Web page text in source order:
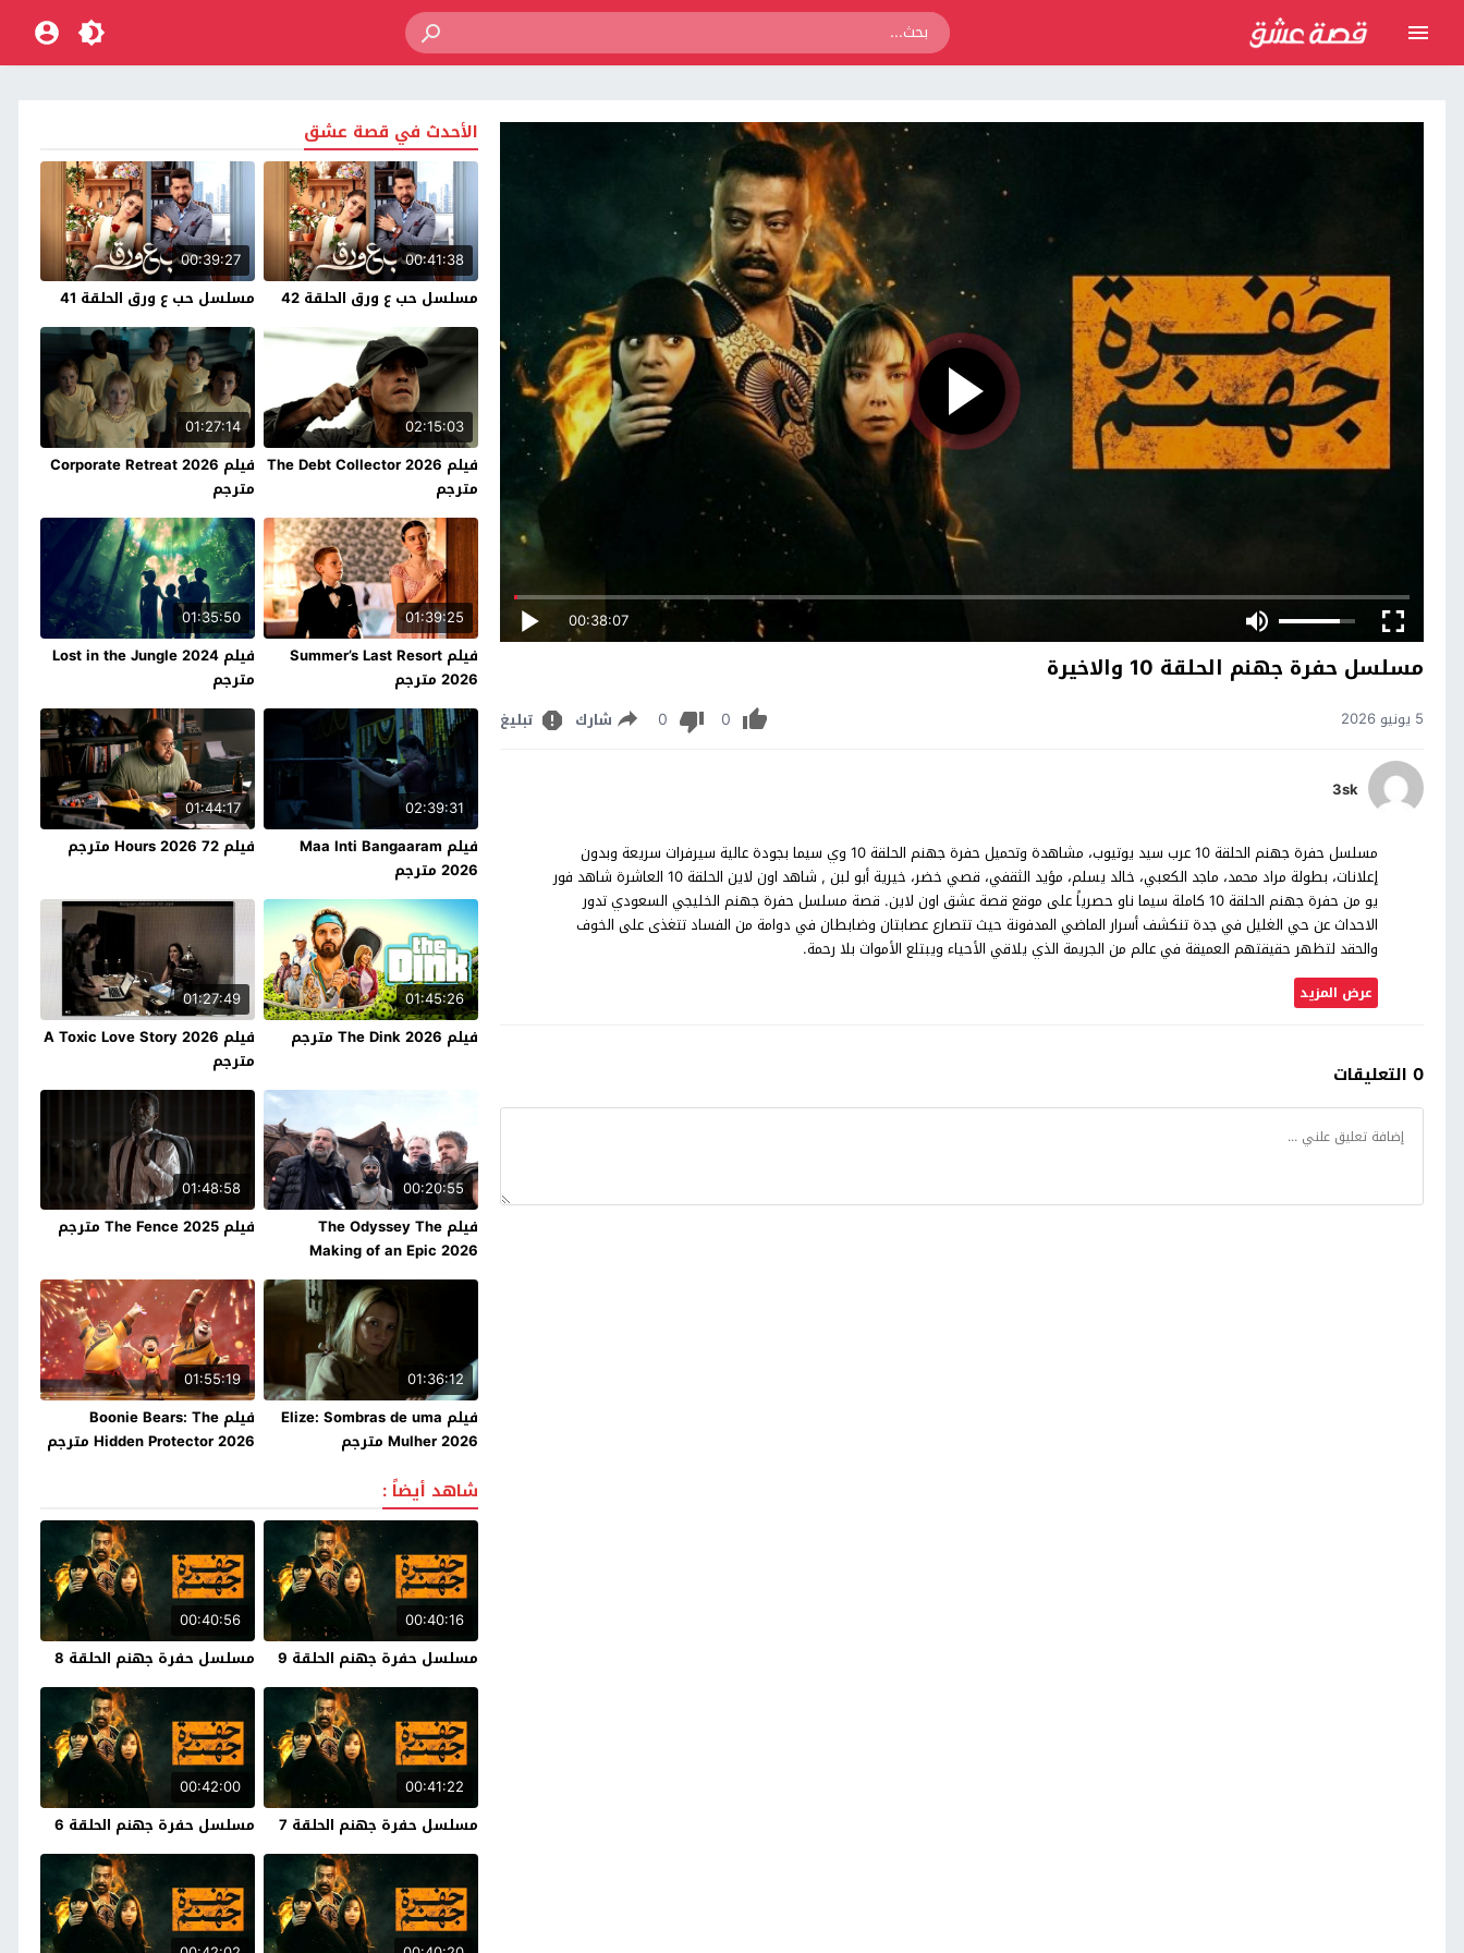
00:38:07
مسلسل حفرة جهنم الحلقة 10 والاخيرة
5 يونيو 2026 0
0 شارك تبليغ
3sk
مسلسل حفرة جهنم الحلقة 10 عرب سيد يوتيوب، مشاهدة وتحميل حفرة جهنم الحلقة 10 وي سيما بجودة عالية سيرفرات سريعة وبدون
إعلانات، بطولة مراد محمد، ماجد الكعبي، خالد يسلم، مؤيد الثقفي، قصي خضر، خيرية أبو لبن , شاهد اون لاين الحلقة 10 العاشرة شاهد فور
يو من حفرة جهنم الحلقة 10 كاملة سيما ناو حصرياً على موقع قصة عشق اون لاين. قصة مسلسل حفرة جهنم الخليجي السعودي تدور
الاحداث عن حي الغليل في جدة تنكشف أسرار الماضي المدفونة حيث تتصارع عصابتان وضابطان في دوامة من الفساد تتغذى على الخوف
والحقد لتظهر حقيقتهم العميقة في عالم من الجريمة الذي يلاقي الأحياء ويبتلع الأموات بلا رحمة.
عرض المزيد
0 التعليقات
الأحدث في قصة عشق
00:41:38
مسلسل حب ع ورق الحلقة 42
00:39:27
مسلسل حب ع ورق الحلقة 41
02:15:03
فيلم The Debt Collector 2026
مترجم
01:27:14
فيلم Corporate Retreat 2026
مترجم
01:39:25
فيلم Summer’s Last Resort
2026 مترجم
01:35:50
فيلم Lost in the Jungle 2024
مترجم
02:39:31
فيلم Maa Inti Bangaaram
2026 مترجم
01:44:17
فيلم 72 Hours 2026 مترجم
01:45:26
فيلم The Dink 2026 مترجم
01:27:49
فيلم A Toxic Love Story 2026
مترجم
00:20:55
فيلم The Odyssey The
Making of an Epic 2026
مترجم
01:48:58
فيلم The Fence 2025 مترجم
01:36:12
فيلم Elize: Sombras de uma
Mulher 2026 مترجم
01:55:19
فيلم Boonie Bears: The
Hidden Protector 2026 مترجم
شاهد أيضاً :
00:40:16
مسلسل حفرة جهنم الحلقة 9
00:40:56
مسلسل حفرة جهنم الحلقة 8
00:41:22
مسلسل حفرة جهنم الحلقة 7
00:42:00
مسلسل حفرة جهنم الحلقة 6